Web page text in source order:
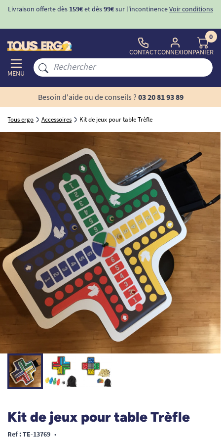
Livraison offerte dès 159€et dès99€sur l'incontinenceVoir conditions
MENU
CONTACTCONNEXION
0
PANIER
Besoin d'aide ou de conseils ? 03 20 81 93 89
Tous ergo Accessoires Kit de jeux pour table Trèfle
Kit de jeux pour table Trèfle
Ref : TE-13769 •